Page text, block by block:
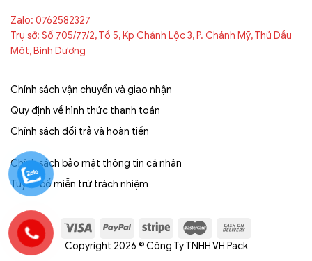
Zalo: 0762582327
Trụ sở: Số 705/77/2, Tổ 5, Kp Chánh Lộc 3, P. Chánh Mỹ, Thủ Dầu
Một, Bình Dương
Chính sách vận chuyển và giao nhận
Quy định về hình thức thanh toán
Chính sách đổi trả và hoàn tiền
Chính sách bảo mật thông tin cá nhân
Tuyên bố miễn trừ trách nhiệm
Copyright 2026 © Công Ty TNHH VH Pack